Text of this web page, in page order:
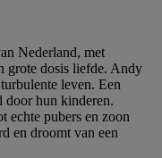
Nederland, met
grote dosis liefde. Andy
leven. Een
door hun kinderen.
pubers en zoon
en droomt van een